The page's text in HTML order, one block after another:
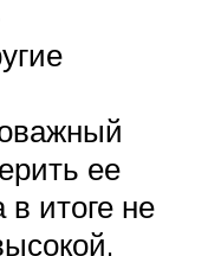
ее
итоге не